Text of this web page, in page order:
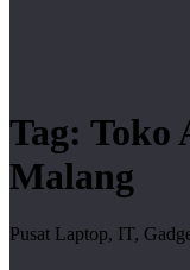
Tag: Toko
Malang
Pusat Laptop, IT,